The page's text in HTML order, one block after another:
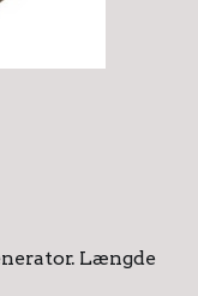
Længde